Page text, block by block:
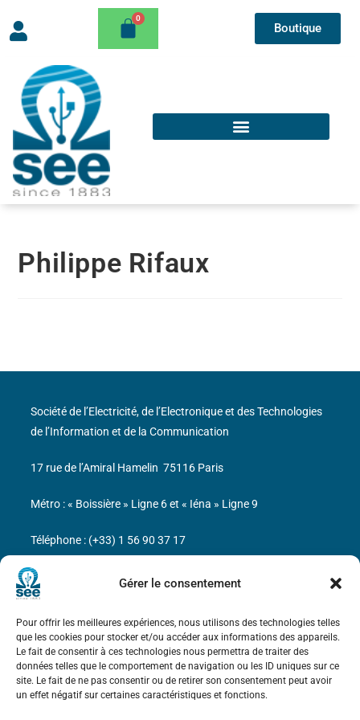
Gérer le consentement
Pour offrir les meilleures expériences, nous utilisons des technologies telles
que les cookies pour stocker et/ou accéder aux informations des appareils.
Le fait de consentir à ces technologies nous permettra de traiter des
données telles que le comportement de navigation ou les ID uniques sur ce
site. Le fait de ne pas consentir ou de retirer son consentement peut avoir
un effet négatif sur certaines caractéristiques et fonctions.
Boutique
Philippe Rifaux
Bicentenaire des découvertes d’André-
Marie Ampère
Mentions légales
Société de l’Electricité, de l’Electronique et des Technologies
de l’Information et de la Communication
17 rue de l’Amiral Hamelin 75116 Paris
Métro : « Boissière » Ligne 6 et « Iéna » Ligne 9
Téléphone : (+33) 1 56 90 37 17
N° de SIREN : 785 393 232, Code APE : 9412Z TVA intra-
communautaire : FR44 785 393 232